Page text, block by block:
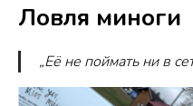
Ловля миноги
„Её не поймать ни в